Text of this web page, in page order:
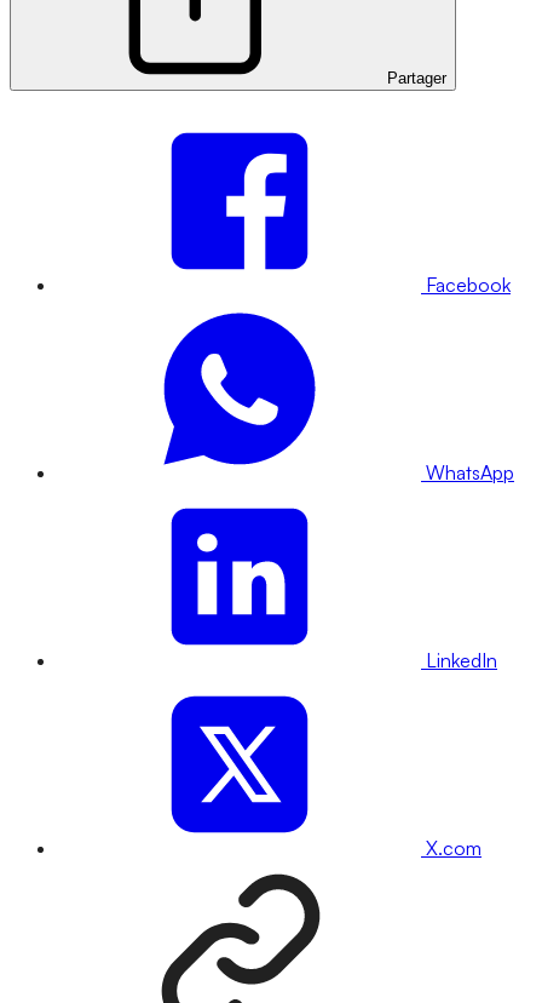
Partager
Facebook
WhatsApp
LinkedIn
X.com